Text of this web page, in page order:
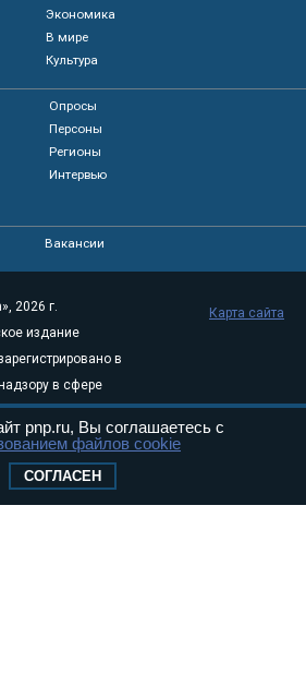
Экономика
В мире
Культура
Опросы
Персоны
Регионы
Интервью
Вакансии
2026 г.
издание
в
в сфере
и
05
Эл № ФС77-
Карта сайта
pnp.ru, Вы соглашаетесь с
файлов cookie
СОГЛАСЕН